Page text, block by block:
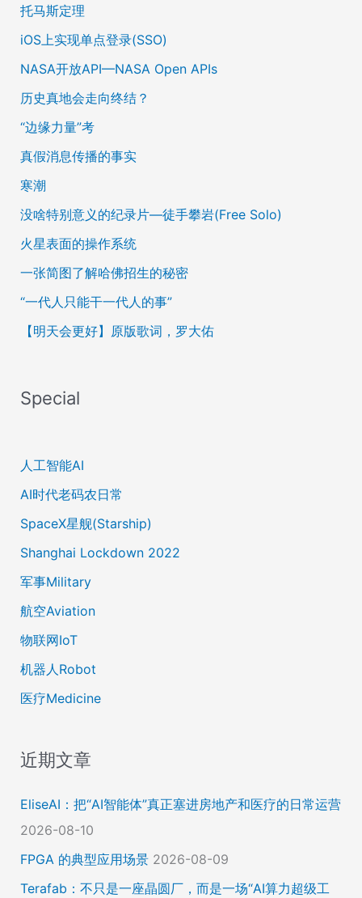
托马斯定理
iOS上实现单点登录(SSO)
NASA开放API—NASA Open APIs
历史真地会走向终结？
“边缘力量”考
真假消息传播的事实
寒潮
没啥特别意义的纪录片—徒手攀岩(Free Solo)
火星表面的操作系统
一张简图了解哈佛招生的秘密
“一代人只能干一代人的事”
【明天会更好】原版歌词，罗大佑
Special
人工智能AI
AI时代老码农日常
SpaceX星舰(Starship)
Shanghai Lockdown 2022
军事Military
航空Aviation
物联网IoT
机器人Robot
医疗Medicine
近期文章
EliseAI：把“AI智能体”真正塞进房地产和医疗的日常运营
2026-08-10
FPGA 的典型应用场景 2026-08-09
Terafab：不只是一座晶圆厂，而是一场“AI算力超级工